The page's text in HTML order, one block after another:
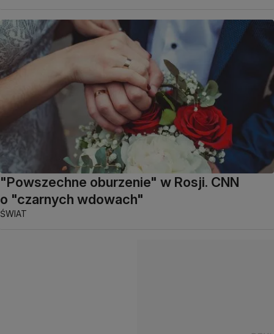
"Powszechne oburzenie" w Rosji. CNN
o "czarnych wdowach"
ŚWIAT